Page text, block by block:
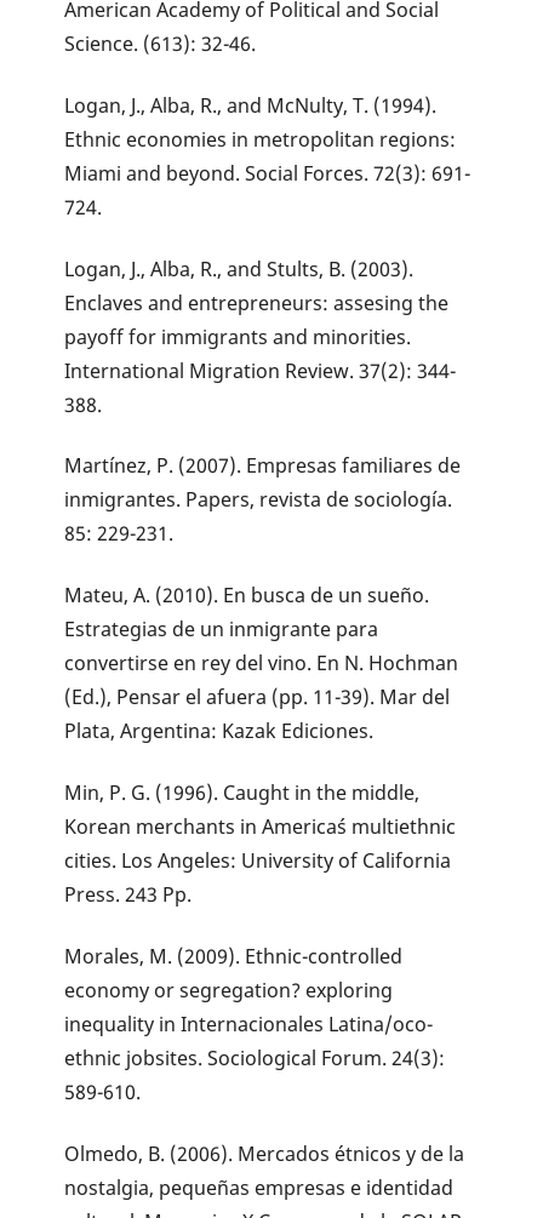
American Academy of Political and Social
Science. (613): 32-46.
Logan, J., Alba, R., and McNulty, T. (1994).
Ethnic economies in metropolitan regions:
Miami and beyond. Social Forces. 72(3): 691-
724.
Logan, J., Alba, R., and Stults, B. (2003).
Enclaves and entrepreneurs: assesing the
payoff for immigrants and minorities.
International Migration Review. 37(2): 344-
388.
Martínez, P. (2007). Empresas familiares de
inmigrantes. Papers, revista de sociología.
85: 229-231.
Mateu, A. (2010). En busca de un sueño.
Estrategias de un inmigrante para
convertirse en rey del vino. En N. Hochman
(Ed.), Pensar el afuera (pp. 11-39). Mar del
Plata, Argentina: Kazak Ediciones.
Min, P. G. (1996). Caught in the middle,
Korean merchants in America´s multiethnic
cities. Los Angeles: University of California
Press. 243 Pp.
Morales, M. (2009). Ethnic-controlled
economy or segregation? exploring
inequality in Internacionales Latina/oco-
ethnic jobsites. Sociological Forum. 24(3):
589-610.
Olmedo, B. (2006). Mercados étnicos y de la
nostalgia, pequeñas empresas e identidad